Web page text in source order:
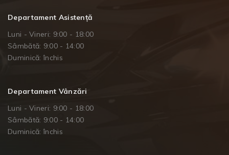
Departament Asistență
Luni - Vineri: 9:00 - 18:00
Sâmbătă: 9:00 - 14:00
Duminică: închis
Departament Vânzări
Luni - Vineri: 9:00 - 18:00
Sâmbătă: 9:00 - 14:00
Duminică: închis